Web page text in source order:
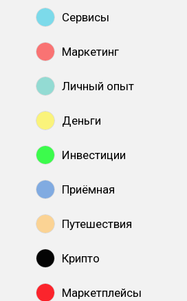
Сервисы
Маркетинг
Личный опыт
Деньги
Инвестиции
Приёмная
Путешествия
Крипто
Маркетплейсы